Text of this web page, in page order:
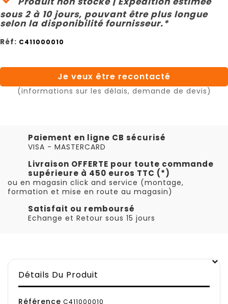
sous 2 à 10 jours, pouvant être plus longue
selon la disponibilité fournisseur.*
Réf: C411000010
Je veux être recontacté
(informations sur les délais, demande de devis)
Paiement en ligne CB sécurisé
VISA - MASTERCARD
Livraison OFFERTE pour toute commande
supérieure à 450 euros TTC (*)
ou en magasin click and service (montage,
formation et mise en route au magasin)
Satisfait ou remboursé
Echange et Retour sous 15 jours
Détails Du Produit
Référence C411000010